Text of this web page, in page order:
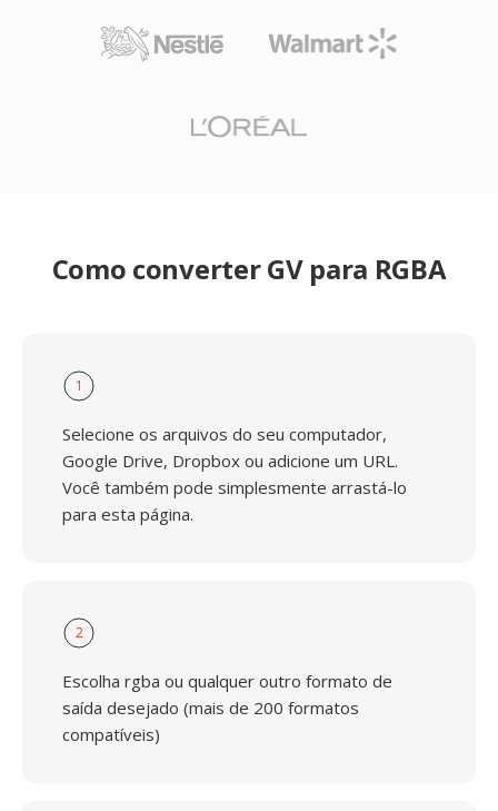
Como converter GV para RGBA
1
Selecione os arquivos do seu computador,
Google Drive, Dropbox ou adicione um URL.
Você também pode simplesmente arrastá-lo
para esta página.
2
Escolha rgba ou qualquer outro formato de
saída desejado (mais de 200 formatos
compatíveis)